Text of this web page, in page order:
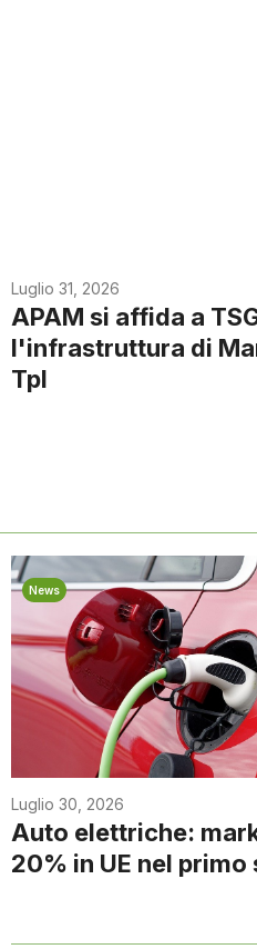
Luglio 31, 2026
APAM si affida a
l'infrastruttura di
Tpl
News
Luglio 30, 2026
Auto elettriche:
20% in UE nel